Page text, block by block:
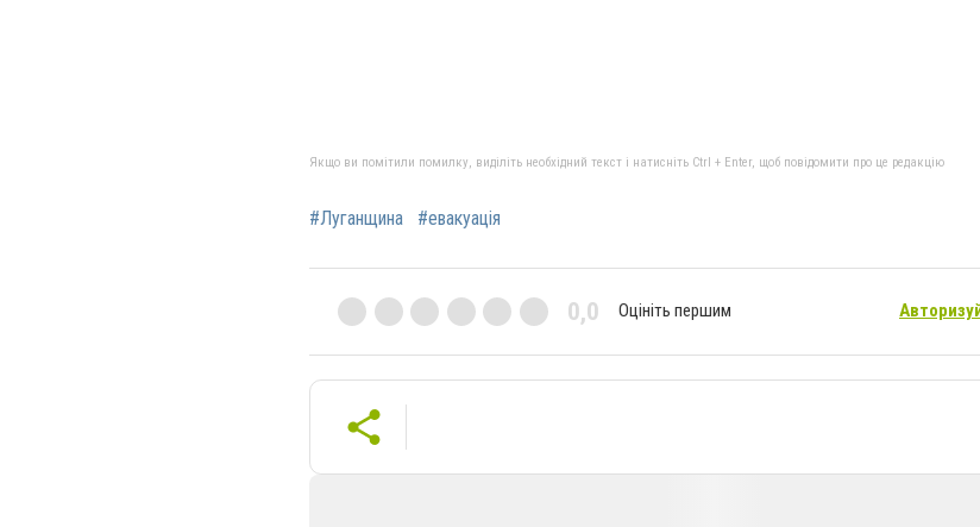
Якщо ви помітили помилку, виділіть необхідний текст і натисніть Ctrl + Enter, щоб повідомити про це редакцію
#Луганщина #евакуація
0,0 Оцініть першим